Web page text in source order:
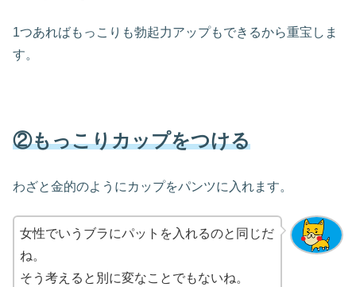
1つあればもっこりも勃起力アップもできるから重宝しま
す。
②もっこりカップをつける
わざと金的のようにカップをパンツに入れます。
女性でいうブラにパットを入れるのと同じだ
ね。
そう考えると別に変なことでもないね。